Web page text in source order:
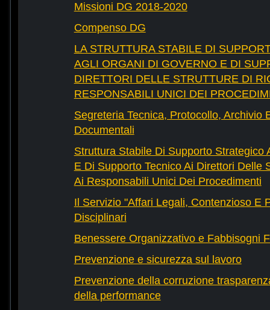
Missioni DG 2018-2020
Compenso DG
LA STRUTTURA STABILE DI
AGLI ORGANI DI GOVERNO E DI
DIRETTORI DELLE STRUTTURE DI
RESPONSABILI UNICI DEI
Segreteria Tecnica, Protocollo, Archivio
Documentali
Struttura Stabile Di Supporto Strategico
E Di Supporto Tecnico Ai Direttori Delle
Ai Responsabili Unici Dei Procedimenti
Il Servizio "Affari Legali, Contenzioso E
Disciplinari
Benessere Organizzativo e Fabbisogni
Prevenzione e sicurezza sul lavoro
Prevenzione della corruzione
della performance